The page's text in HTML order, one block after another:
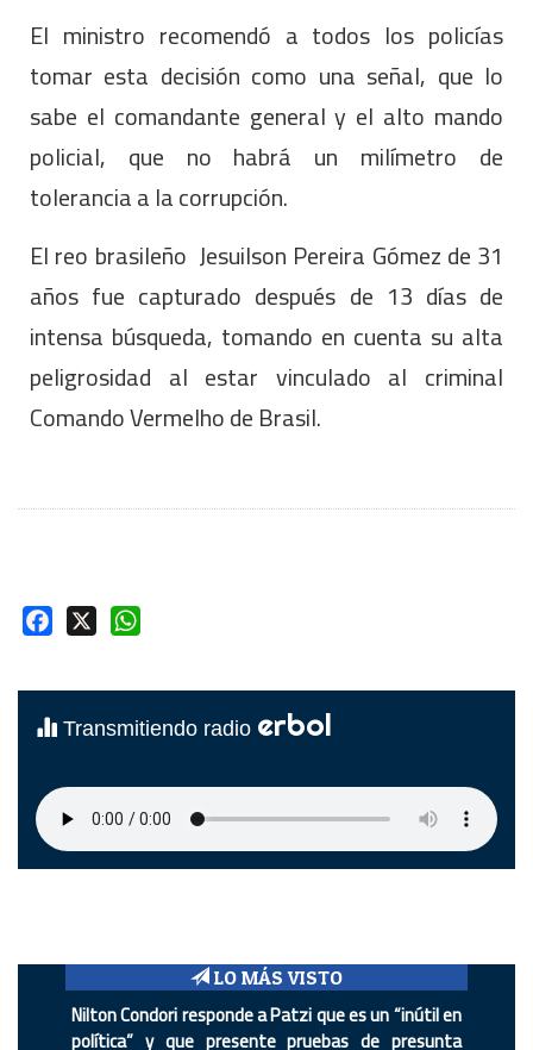
El ministro recomendó a todos los policías
tomar esta decisión como una señal, que lo
sabe el comandante general y el alto mando
policial, que no habrá un milímetro de
tolerancia a la corrupción.
El reo brasileño Jesuilson Pereira Gómez de 31
años fue capturado después de 13 días de
intensa búsqueda, tomando en cuenta su alta
peligrosidad al estar vinculado al criminal
Comando Vermelho de Brasil.
Facebook
Transmitiendo radio erbol
LO MÁS VISTO
Nilton Condori responde a Patzi que es un “inútil en
política” y que presente pruebas de presunta